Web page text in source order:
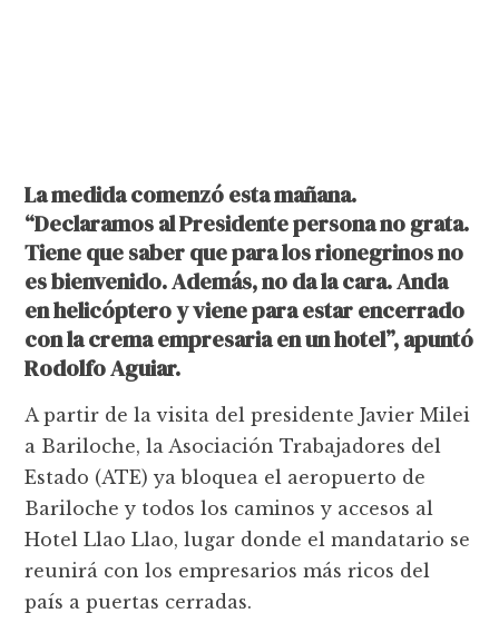
La medida comenzó esta mañana.
“Declaramos al Presidente persona no grata.
Tiene que saber que para los rionegrinos no
es bienvenido. Además, no da la cara. Anda
en helicóptero y viene para estar encerrado
con la crema empresaria en un hotel”, apuntó
Rodolfo Aguiar.
A partir de la visita del presidente Javier Milei
a Bariloche, la Asociación Trabajadores del
Estado (ATE) ya bloquea el aeropuerto de
Bariloche y todos los caminos y accesos al
Hotel Llao Llao, lugar donde el mandatario se
reunirá con los empresarios más ricos del
país a puertas cerradas.